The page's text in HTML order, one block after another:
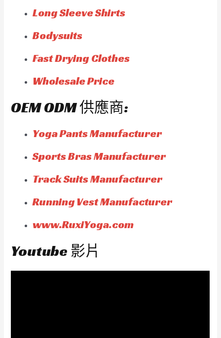
Long Sleeve Shirts
Bodysuits
Fast Drying Clothes
Wholesale Price
OEM ODM 供應商:
Yoga Pants Manufacturer
Sports Bras Manufacturer
Track Suits Manufacturer
Running Vest Manufacturer
www.RuxiYoga.com
Youtube 影片